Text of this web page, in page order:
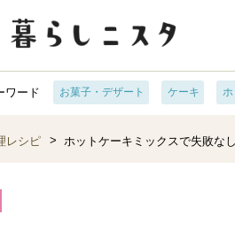
ワード お菓子・デザート ケーキ ホ
レシピ ホットケーキミックスで失敗な